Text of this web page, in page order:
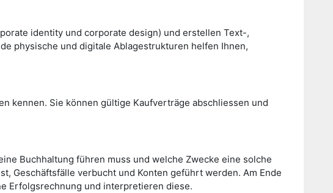
identity und corporate design) und erstellen Text-,
physische und digitale Ablagestrukturen helfen Ihnen,
kennen. Sie können gültige Kaufverträge abschliessen und
Buchhaltung führen muss und welche Zwecke eine solche
Geschäftsfälle verbucht und Konten geführt werden. Am Ende
Erfolgsrechnung und interpretieren diese.